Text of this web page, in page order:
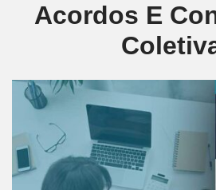
Acordos E